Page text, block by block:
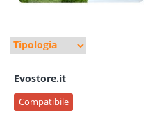
Evostore.it
Compatibile